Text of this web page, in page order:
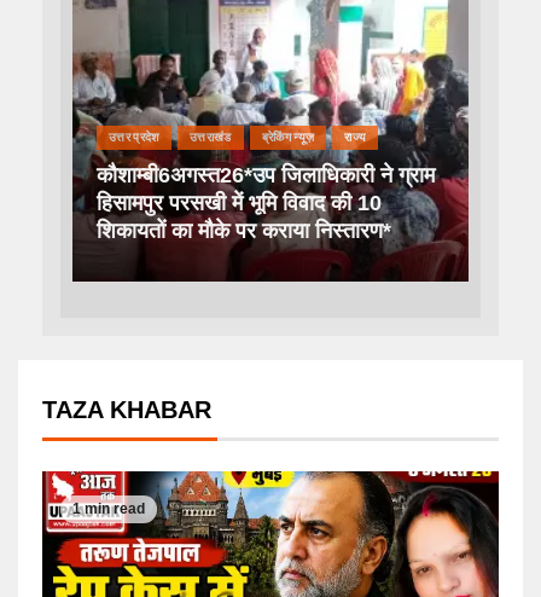
उत्तर प्रदेश उत्तराखंड ब्रेकिंग न्यूज़ राज्य
कौशाम्बी6अगस्त26*उप जिलाधिकारी ने ग्राम
हिसामपुर परसखी में भूमि विवाद की 10
शिकायतों का मौके पर कराया निस्तारण*
TAZA KHABAR
1 min read